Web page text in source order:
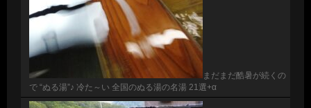
まだまだ酷暑が続くの
で “ぬる湯”♪ 冷た～い 全国のぬる湯の名湯 21選+α